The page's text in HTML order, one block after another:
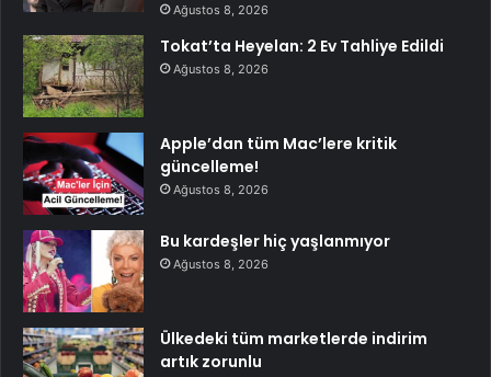
Ağustos 8, 2026
Tokat’ta Heyelan: 2 Ev Tahliye Edildi
Ağustos 8, 2026
Apple’dan tüm Mac’lere kritik
güncelleme!
Ağustos 8, 2026
Bu kardeşler hiç yaşlanmıyor
Ağustos 8, 2026
Ülkedeki tüm marketlerde indirim
artık zorunlu